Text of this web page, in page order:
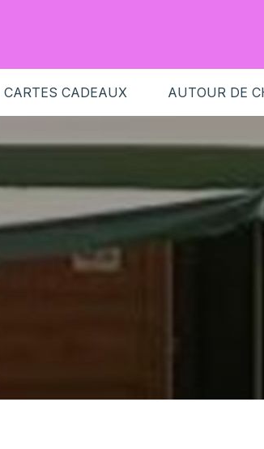
CARTES CADEAUX AUTOUR DE